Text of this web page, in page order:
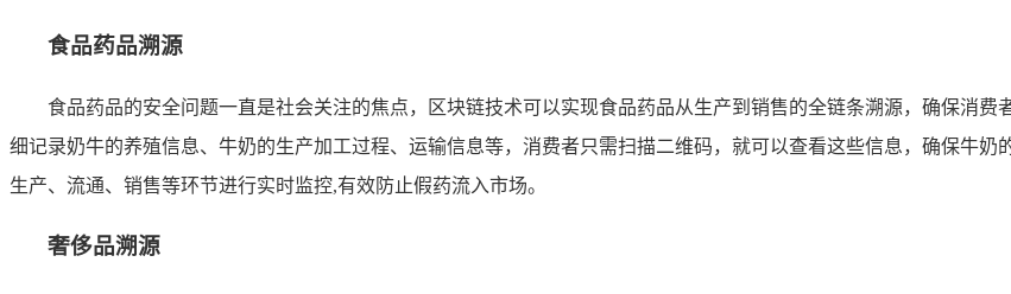
食品药品溯源
食品药品的安全问题一直是社会关注的焦点，区块链技术可以实现食品药品从生产到销售的全链条溯源，确保消
细记录奶牛的养殖信息、牛奶的生产加工过程、运输信息等，消费者只需扫描二维码，就可以查看这些信息，确保牛
生产、流通、销售等环节进行实时监控,有效防止假药流入市场。
奢侈品溯源